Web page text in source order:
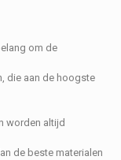
om de
die aan de hoogste
worden altijd
de beste materialen